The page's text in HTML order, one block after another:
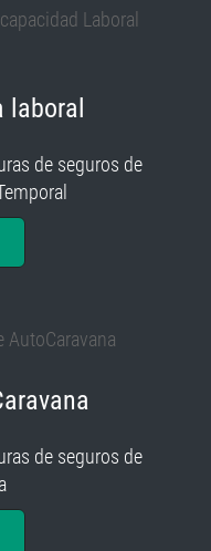
laboral
de seguros de
de seguros de